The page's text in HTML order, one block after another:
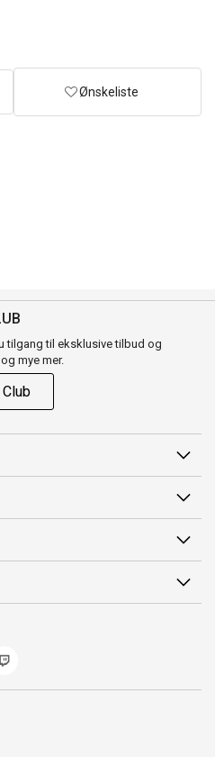
Ønskeliste
tilgang til eksklusive tilbud og
mye mer.